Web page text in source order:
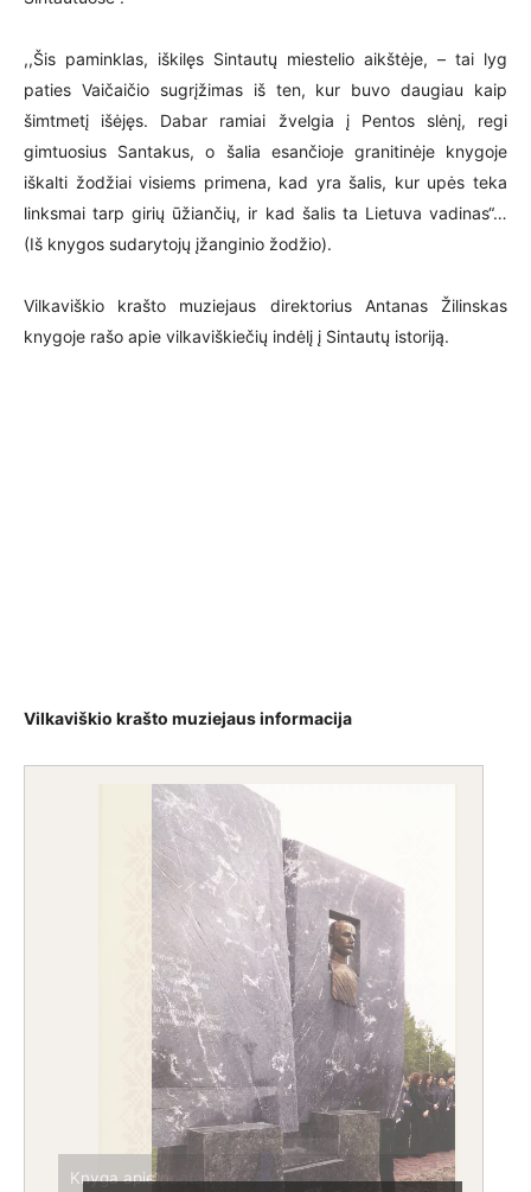
,,Šis paminklas, iškilęs Sintautų miestelio aikštėje, – tai lyg
paties Vaičaičio sugrįžimas iš ten, kur buvo daugiau kaip
šimtmetį išėjęs. Dabar ramiai žvelgia į Pentos slėnį, regi
gimtuosius Santakus, o šalia esančioje granitinėje knygoje
iškalti žodžiai visiems primena, kad yra šalis, kur upės teka
linksmai tarp girių ūžiančių, ir kad šalis ta Lietuva vadinas“…
(Iš knygos sudarytojų įžanginio žodžio).
Vilkaviškio krašto muziejaus direktorius Antanas Žilinskas
knygoje rašo apie vilkaviškiečių indėlį į Sintautų istoriją.
Vilkaviškio krašto muziejaus informacija
Knyga apie poetą P.